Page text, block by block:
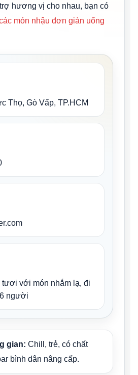
hương vị cho nhau, bạn có
món nhậu đơn giản uống
Thọ, Gò Vấp, TP.HCM
tươi với món nhắm lạ, đi
người
gian: Chill, trẻ, có chất
bình dân nâng cấp.